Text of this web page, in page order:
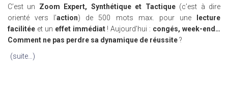
C’est un Zoom Expert, Synthétique et Tactique(c’est à dire
orienté vers l’action) de 500 mots max. pour une
lecture
facilitée et un effet immédiat! Aujourd’hui : congés, week-end…
Comment ne pas perdre sa dynamique de réussite?
(suite…)